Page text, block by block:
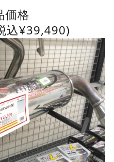
価格
込¥39,490)